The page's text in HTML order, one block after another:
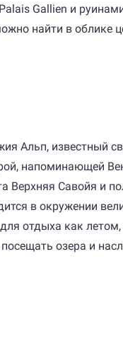
Gallien и
найти в облике
Альп, известный
напоминающей
Савойя и
в окружении
отдыха как
озера и